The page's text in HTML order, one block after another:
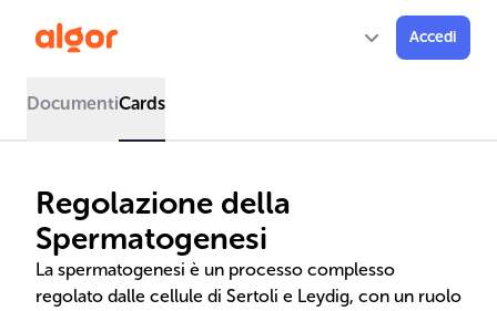
Accedi
DocumentiCards
Regolazione della
Spermatogenesi
La spermatogenesi è un processo complesso
regolato dalle cellule di Sertoli e Leydig, con un ruolo